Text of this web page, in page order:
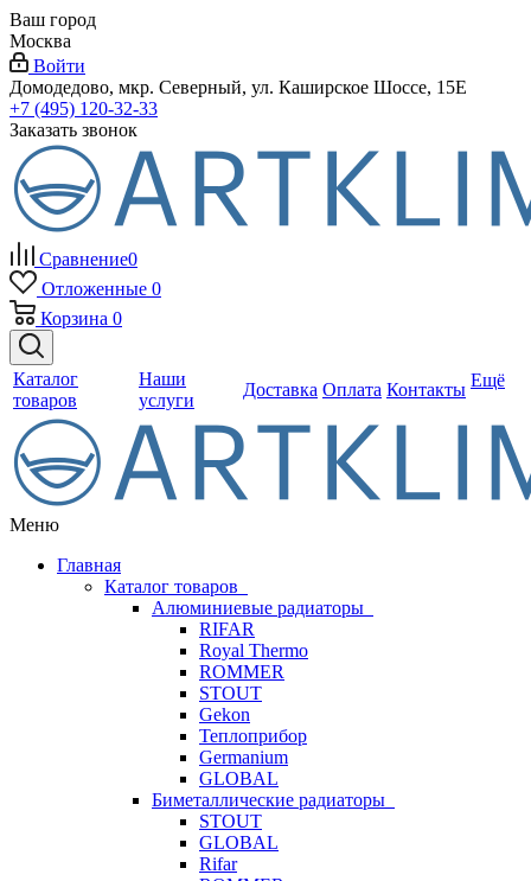
Ваш город
Москва
Войти
Домодедово, мкр. Северный, ул. Каширское Шоссе, 15Е
+7 (495) 120-32-33
Заказать звонок
Сравнение0
Отложенные 0
Корзина 0
Каталог
товаров
Наши
услуги
Доставка Оплата Контакты Ещё
Меню
Главная
Каталог товаров
Алюминиевые радиаторы
RIFAR
Royal Thermo
ROMMER
STOUT
Gekon
Теплоприбор
Germanium
GLOBAL
Биметаллические радиаторы
STOUT
GLOBAL
Rifar